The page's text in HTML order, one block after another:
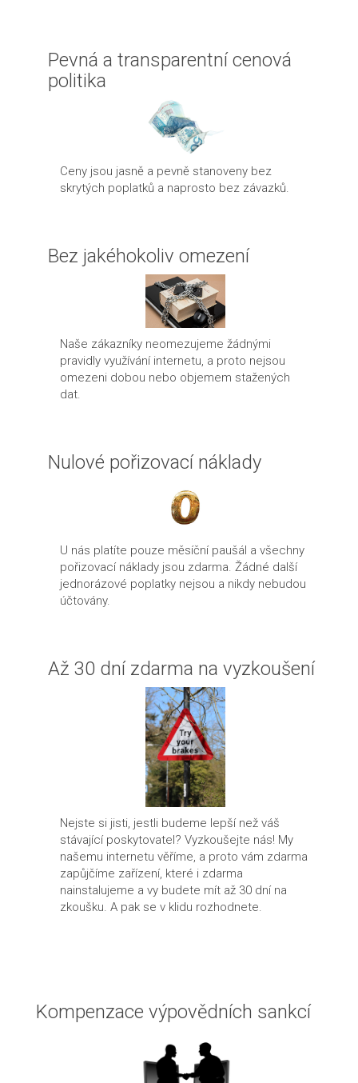
Pevná a transparentní cenová
politika
Ceny jsou jasně a pevně stanoveny bez
skrytých poplatků a naprosto bez závazků.
Bez jakéhokoliv omezení
Naše zákazníky neomezujeme žádnými
pravidly využívání internetu, a proto nejsou
omezeni dobou nebo objemem stažených
dat.
Nulové pořizovací náklady
U nás platíte pouze měsíční paušál a všechny
pořizovací náklady jsou zdarma. Žádné další
jednorázové poplatky nejsou a nikdy nebudou
účtovány.
Až 30 dní zdarma na vyzkoušení
Nejste si jisti, jestli budeme lepší než váš
stávající poskytovatel? Vyzkoušejte nás! My
našemu internetu věříme, a proto vám zdarma
zapůjčíme zařízení, které i zdarma
nainstalujeme a vy budete mít až 30 dní na
zkoušku. A pak se v klidu rozhodnete.
Kompenzace výpovědních sankcí